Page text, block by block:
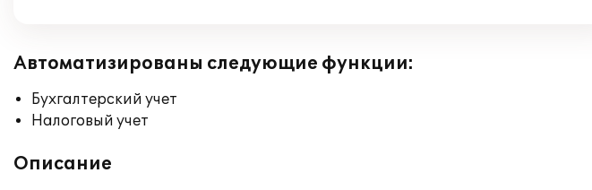
Автоматизированы следующие функции:
Бухгалтерский учет
Налоговый учет
Описание